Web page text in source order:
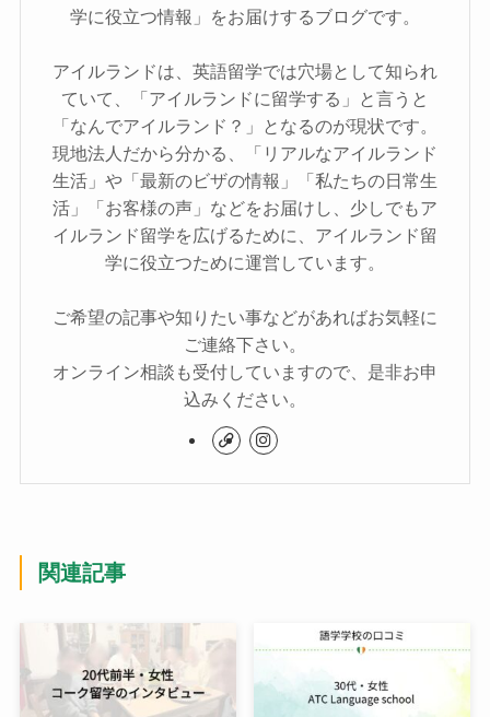
学に役立つ情報」をお届けするブログです。
アイルランドは、英語留学では穴場として知られ
ていて、「アイルランドに留学する」と言うと
「なんでアイルランド？」となるのが現状です。
現地法人だから分かる、「リアルなアイルランド
生活」や「最新のビザの情報」「私たちの日常生
活」「お客様の声」などをお届けし、少しでもア
イルランド留学を広げるために、アイルランド留
学に役立つために運営しています。
ご希望の記事や知りたい事などがあればお気軽に
ご連絡下さい。
オンライン相談も受付していますので、是非お申
込みください。
関連記事